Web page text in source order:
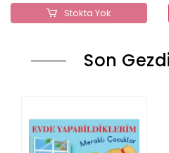
Stokta Yok
Son